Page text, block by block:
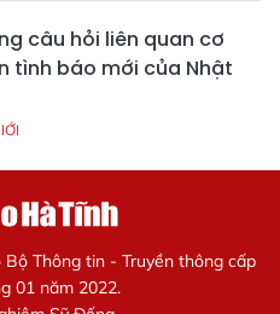
câu hỏi liên quan cơ
tình báo mới của Nhật
Bộ Thông tin - Truyền thông cấp
01 năm 2022.